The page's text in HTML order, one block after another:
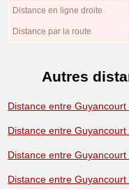
Distance en ligne droite
Distance par la route
Autres
Distance entre Guyancourt
Distance entre
Distance entre Guyancourt
Distance entre